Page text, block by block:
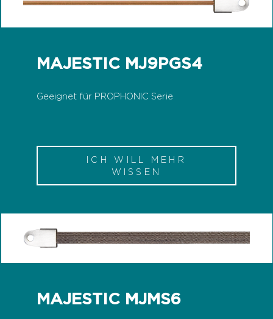
MAJESTIC MJ9PGS4
Geeignet für PROPHONIC Serie
ICH WILL MEHR
WISSEN
MAJESTIC MJMS6